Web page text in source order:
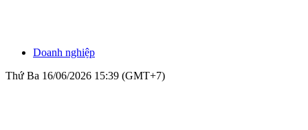
Doanh nghiệp
Thứ Ba 16/06/2026 15:39 (GMT+7)